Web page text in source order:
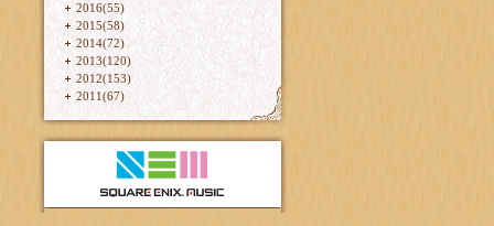
2016(55)
2015(58)
2014(72)
2013(120)
2012(153)
2011(67)